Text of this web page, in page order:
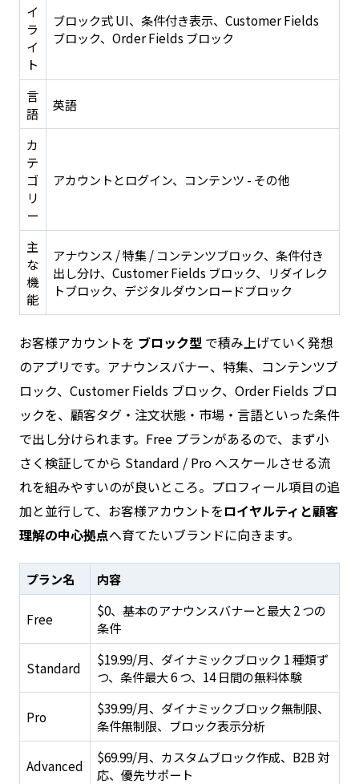
イ
ラ
イ
ト
ブロック式 UI、条件付き表示、Customer Fields
ブロック、Order Fields ブロック
言
語
英語
カ
テ
ゴ
リ
ー
アカウントとログイン、コンテンツ - その他
主
な
機
能
アナウンス / 特集 / コンテンツブロック、条件付き
出し分け、Customer Fields ブロック、リダイレク
トブロック、デジタルダウンロードブロック
お客様アカウントを ブロック型 で積み上げていく発想
のアプリです。アナウンスバナー、特集、コンテンツブ
ロック、Customer Fields ブロック、Order Fields ブロ
ックを、顧客タグ・注文状態・市場・言語といった条件
で出し分けられます。Free プランがあるので、まず小
さく検証してから Standard / Pro へスケールさせる流
れを組みやすいのが良いところ。プロフィール項目の追
加と並行して、お客様アカウントをロイヤルティと顧客
理解の中心拠点へ育てたいブランドに向きます。
プラン名 内容
Free
$0、基本のアナウンスバナーと最大 2 つの
条件
Standard
$19.99/月、ダイナミックブロック 1 種類ず
つ、条件最大 6 つ、14 日間の無料体験
Pro
$39.99/月、ダイナミックブロック無制限、
条件無制限、ブロック表示分析
Advanced
$69.99/月、カスタムブロック作成、B2B 対
応、優先サポート